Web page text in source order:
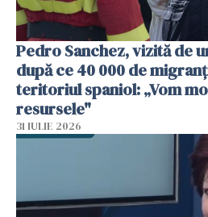
Pedro Sanchez, vizită de
după ce 40 000 de
teritoriul spaniol: „Vom
resursele"
31 IULIE 2026